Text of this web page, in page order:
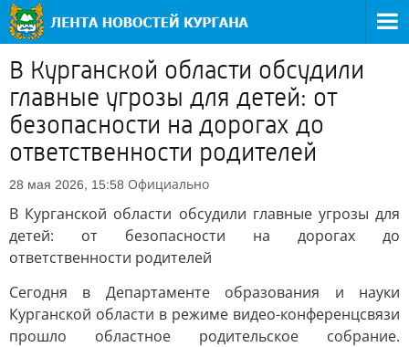
В Курганской области обсудили
главные угрозы для детей: от
безопасности на дорогах до
ответственности родителей
28 мая 2026, 15:58 Официально
В Курганской области обсудили главные угрозы для
детей: от безопасности на дорогах до
ответственности родителей
Сегодня в Департаменте образования и науки
Курганской области в режиме видео-конференцсвязи
прошло областное родительское собрание.